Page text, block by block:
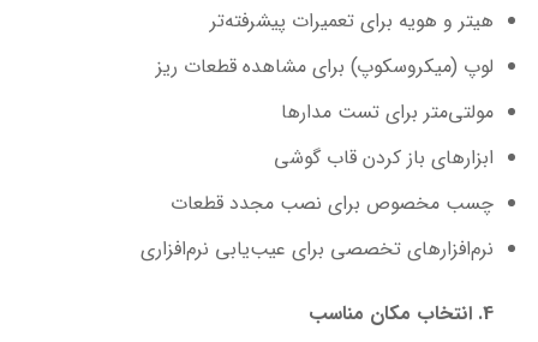
هیتر و هویه برای تعمیرات پیشرفته‌تر
لوپ (میکروسکوپ) برای مشاهده قطعات ریز
مولتی‌متر برای تست مدارها
ابزارهای باز کردن قاب گوشی
چسب مخصوص برای نصب مجدد قطعات
نرم‌افزارهای تخصصی برای عیب‌یابی نرم‌افزاری
4. انتخاب مکان مناسب